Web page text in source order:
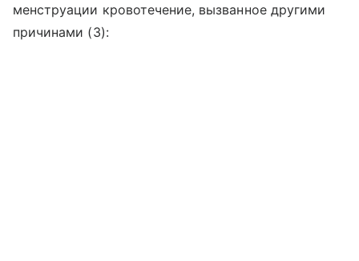
менструации кровотечение, вызванное другими
причинами (3):